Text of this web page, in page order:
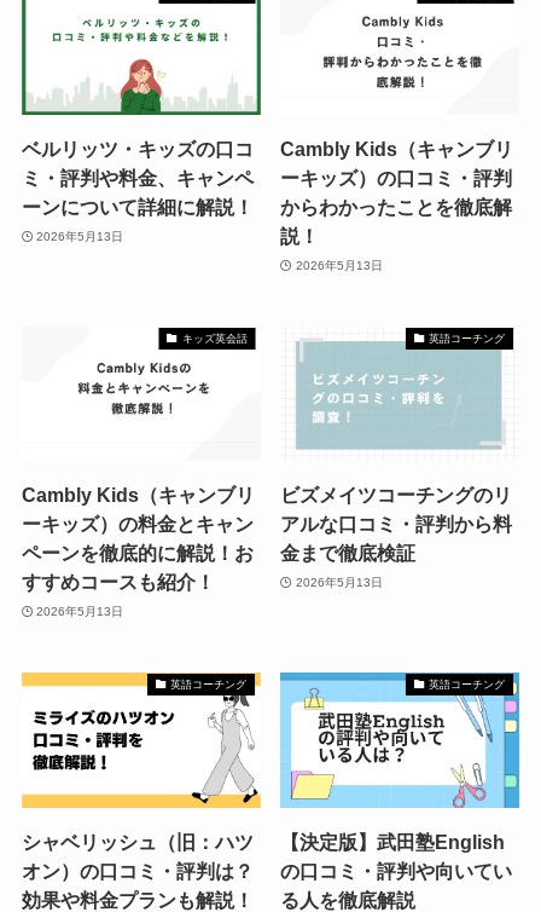
ベルリッツ・キッズの口コ
ミ・評判や料金、キャンペ
ーンについて詳細に解説！
2026年5月13日
Cambly Kids（キャンブリ
ーキッズ）の口コミ・評判
からわかったことを徹底解
説！
2026年5月13日
キッズ英会話
Cambly Kids（キャンブリ
ーキッズ）の料金とキャン
ペーンを徹底的に解説！お
すすめコースも紹介！
2026年5月13日
英語コーチング
ビズメイツコーチングのリ
アルな口コミ・評判から料
金まで徹底検証
2026年5月13日
英語コーチング
シャベリッシュ（旧：ハツ
オン）の口コミ・評判は？
効果や料金プランも解説！
英語コーチング
【決定版】武田塾English
の口コミ・評判や向いてい
る人を徹底解説